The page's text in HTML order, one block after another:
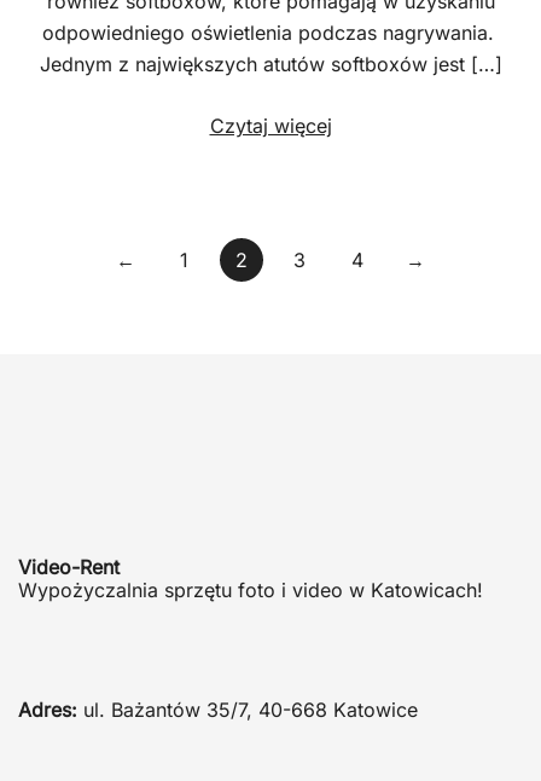
odpowiedniego oświetlenia podczas nagrywania.
Jednym z największych atutów softboxów jest […]
Czytaj więcej
Stronicowanie
← 1 2 3 4 →
Video-Rent
Wypożyczalnia sprzętu foto i video w Katowicach!
Adres: ul. Bażantów 35/7, 40-668 Katowice